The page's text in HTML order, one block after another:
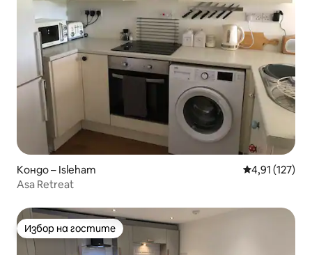
Кондо – Isleham Средна
4,91 (127)
Asa Retreat
Избор на гостите
Избор на гостите